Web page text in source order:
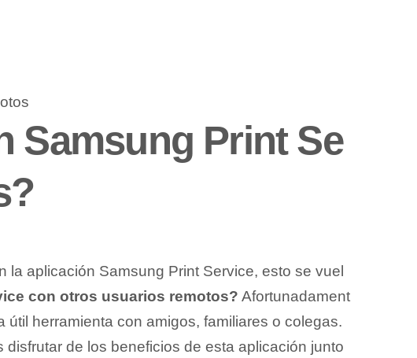
Samsung Print Se
aplicación ‍Samsung Print⁢ Service, esto se vuel
⁤con otros usuarios remotos? ‍Afortunadament
herramienta con amigos, familiares o colegas.
de los beneficios de esta aplicación junto‍